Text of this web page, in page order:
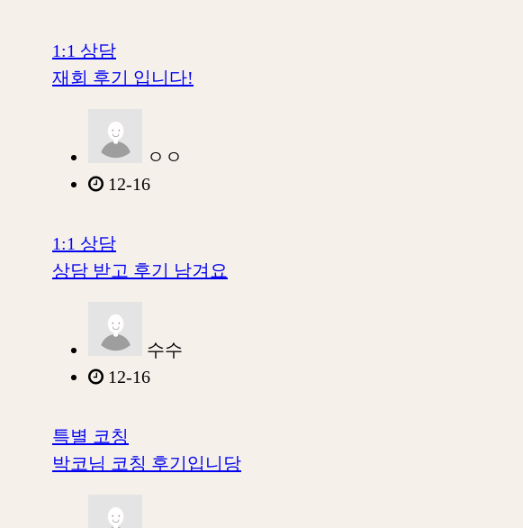
1:1 상담
재회 후기 입니다!
ㅇㅇ
12-16
1:1 상담
상담 받고 후기 남겨요
수수
12-16
특별 코칭
박코님 코칭 후기입니당